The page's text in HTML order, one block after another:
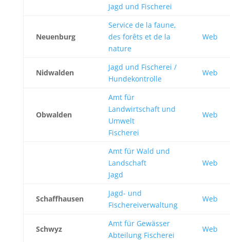
Jagd und Fischerei
Neuenburg
Service de la faune,
des forêts et de la
nature
Web
Nidwalden
Jagd und Fischerei /
Hundekontrolle
Web
Obwalden
Amt für
Landwirtschaft und
Umwelt
Fischerei
Web
Amt für Wald und
Landschaft
Jagd
Web
Schaffhausen
Jagd- und
Fischereiverwaltung
Web
Schwyz
Amt für Gewässer
Abteilung Fischerei
Web